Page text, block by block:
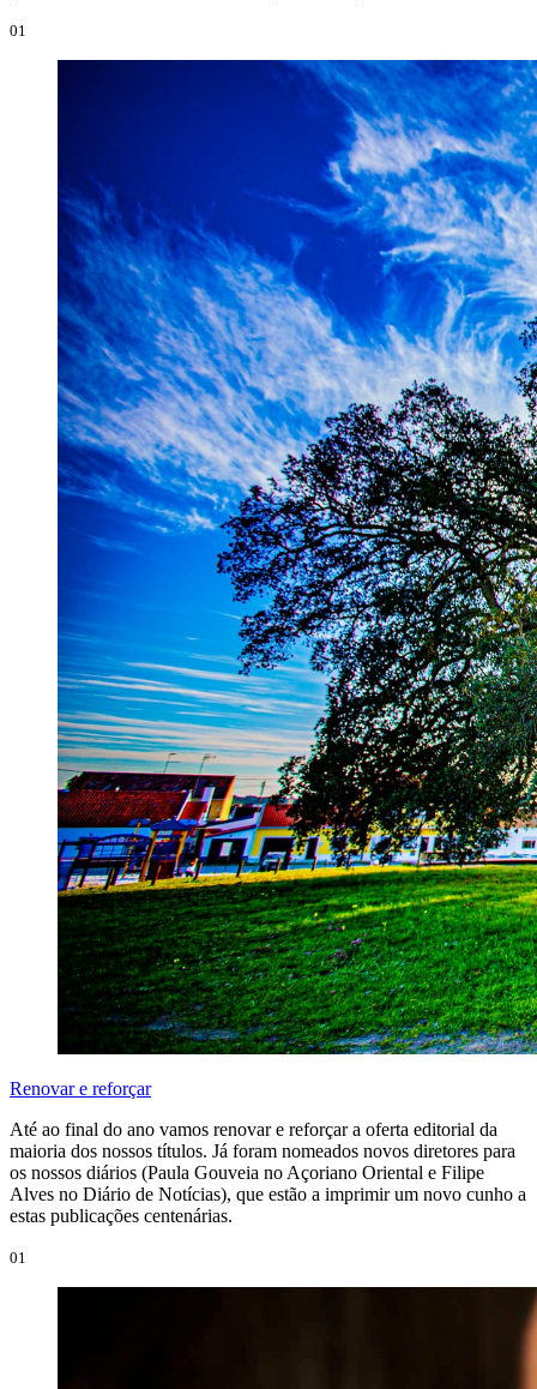
01
Renovar e reforçar
Até ao final do ano vamos renovar e reforçar a oferta editorial da
maioria dos nossos títulos. Já foram nomeados novos diretores para
os nossos diários (Paula Gouveia no Açoriano Oriental e Filipe
Alves no Diário de Notícias), que estão a imprimir um novo cunho a
estas publicações centenárias.
01